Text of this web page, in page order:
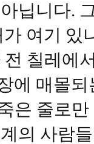
닙니다.
가 여기 있
전 칠레에
에 매몰
은 줄로
의 사람